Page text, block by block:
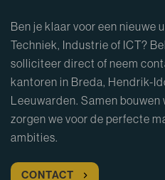
Ben je klaar voor een nieuwe
Techniek, Industrie of ICT?
solliciteer direct of neem
kantoren in Breda, Hendrik-
Leeuwarden. Samen bouwen
zorgen we voor de perfecte
ambities.
CONTACT